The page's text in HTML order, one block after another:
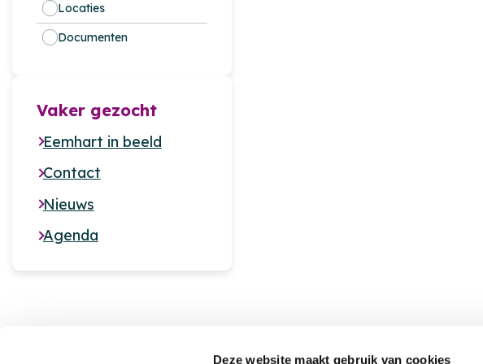
Deze website maakt gebruik van cookies
Locaties
Documenten
Vaker gezocht
Eemhart in beeld
Contact
Nieuws
Agenda